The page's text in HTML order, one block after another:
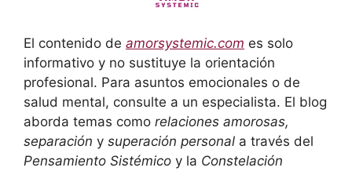
El contenido de amorsystemic.com es solo
informativo y no sustituye la orientación
profesional. Para asuntos emocionales o de
salud mental, consulte a un especialista. El blog
aborda temas como relaciones amorosas,
separación y superación personal a través del
Pensamiento Sistémico y la Constelación